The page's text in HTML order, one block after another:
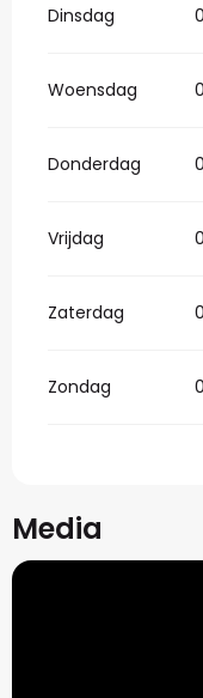
Dinsdag
Woensdag
Donderdag
Vrijdag
Zaterdag
Zondag
Media